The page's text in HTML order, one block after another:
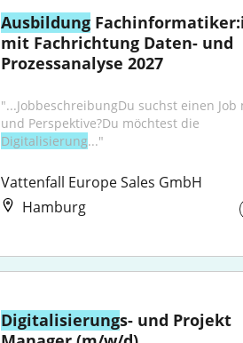
Ausbildung
mit Fachrichtung Daten- und
Prozessanalyse 2027
"...JobbeschreibungDu suchst einen Job
Digitalisierung..."
Vattenfall Europe Sales GmbH
Hamburg
Digitalisierungs- und Projekt